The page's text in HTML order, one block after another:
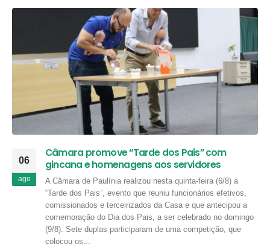
06
ago
Câmara promove “Tarde dos Pais” com
gincana e homenagens aos servidores
A Câmara de Paulínia realizou nesta quinta-feira (6/8) a
“Tarde dos Pais”, evento que reuniu funcionários efetivos,
comissionados e terceirizados da Casa e que antecipou a
comemoração do Dia dos Pais, a ser celebrado no domingo
(9/8). Sete duplas participaram de uma competição, que
colocou os...